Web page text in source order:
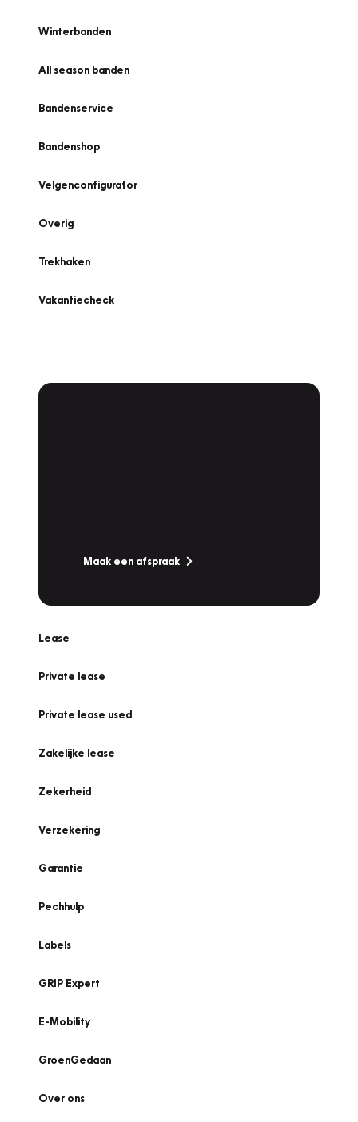
Winterbanden
All season banden
Bandenservice
Bandenshop
Velgenconfigurator
Overig
Trekhaken
Vakantiecheck
Maak een afspraak
Lease
Private lease
Private lease used
Zakelijke lease
Zekerheid
Verzekering
Garantie
Pechhulp
Labels
GRIP Expert
E-Mobility
GroenGedaan
Over ons